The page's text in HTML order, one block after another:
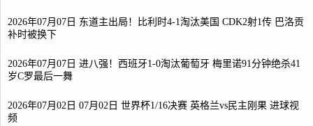
2026年07月07日 东道主出局！比利时4-1淘汰美国 CDK2射1传 巴洛贡
补时被换下
2026年07月07日 进八强！西班牙1-0淘汰葡萄牙 梅里诺91分钟绝杀41
岁C罗最后一舞
2026年07月02日 07月02日 世界杯1/16决赛 英格兰vs民主刚果 进球视
频